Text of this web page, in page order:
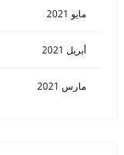
مايو 2021
أبريل 2021
مارس 2021